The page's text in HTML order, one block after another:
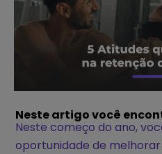
Neste artigo você
Neste começo do ano,
oportunidade de